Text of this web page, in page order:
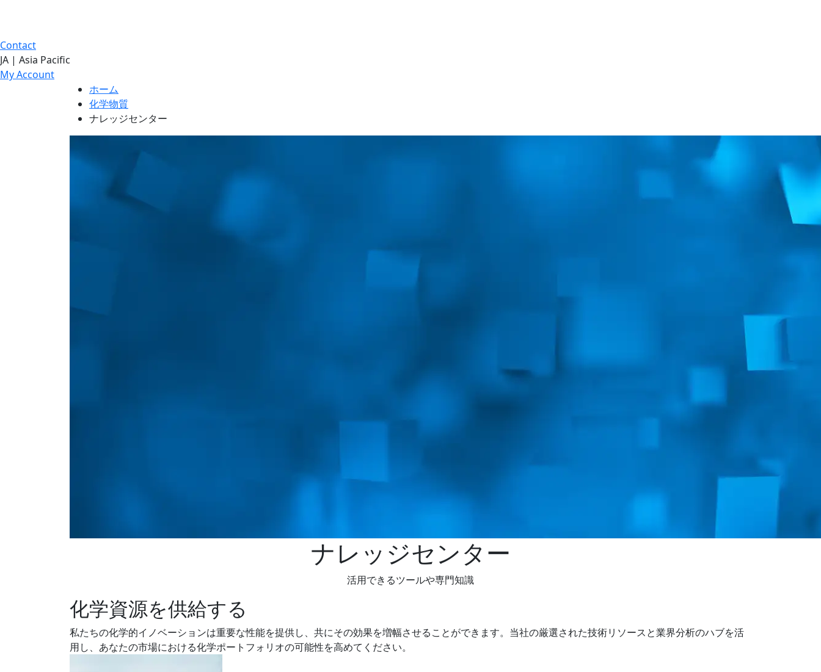
Contact
JA | Asia Pacific
My Account
ホーム
化学物質
ナレッジセンター
ナレッジセンター
活用できるツールや専門知識
化学資源を供給する
私たちの化学的イノベーションは重要な性能を提供し、共にその効果を増幅させることができます。当社の厳選された技術リソースと業界分析のハブを活
用し、あなたの市場における化学ポートフォリオの可能性を高めてください。